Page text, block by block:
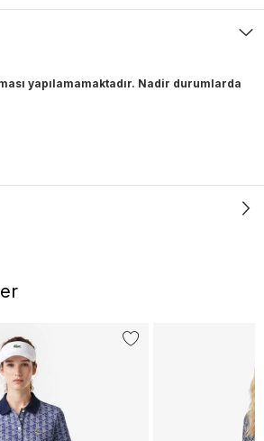
yapılamamaktadır. Nadir durumlarda